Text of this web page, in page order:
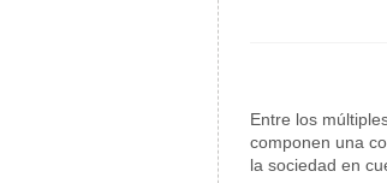
Entre los
componen una
la sociedad en